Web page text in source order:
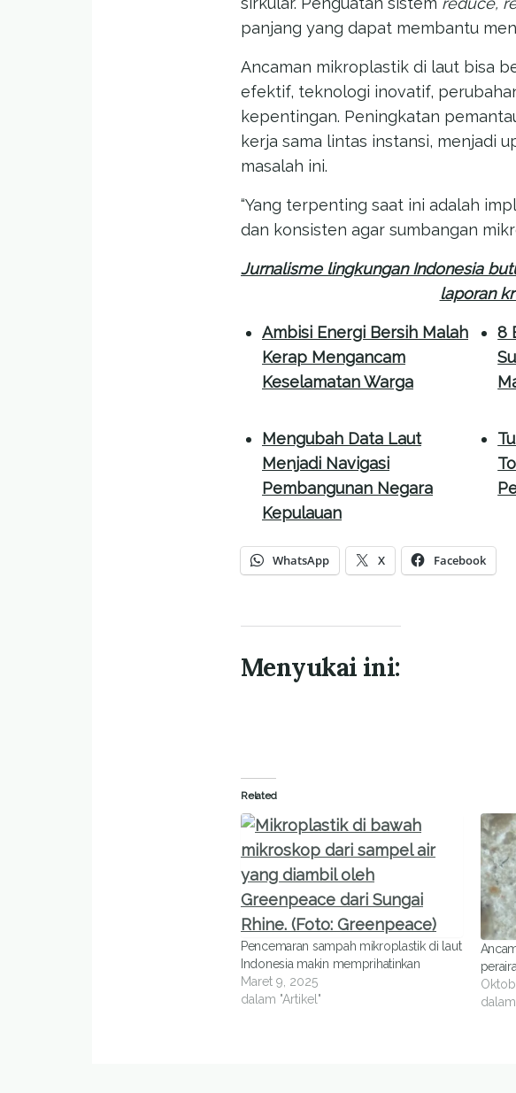
panjang yang dapat membantu
Ancaman mikroplastik di laut bisa
efektif, teknologi inovatif,
kepentingan. Peningkatan
kerja sama lintas instansi, menjadi
masalah ini.
“Yang terpenting saat ini adalah
dan konsisten agar sumbangan
Jurnalisme lingkungan Indonesia
laporan
Ambisi Energi Bersih Malah
Kerap Mengancam
Keselamatan Warga
8
Mengubah Data Laut
Menjadi Navigasi
Pembangunan Negara
Kepulauan
WhatsApp X Facebook
Menyukai ini:
Related
Pencemaran sampah mikroplastik di laut
Indonesia makin memprihatinkan
Maret 9, 2025
dalam "Artikel"